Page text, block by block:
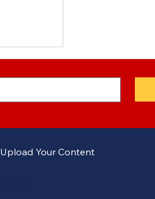
Upload Your Content